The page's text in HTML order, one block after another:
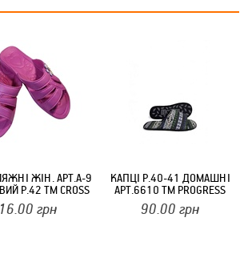
ЖІН. АРТ.А-9
Р.42 ТМ CROSS
грн
КАПЦI Р.40-41 ДОМАШНІ
АРТ.6610 ТМ PROGRESS
90.00 грн